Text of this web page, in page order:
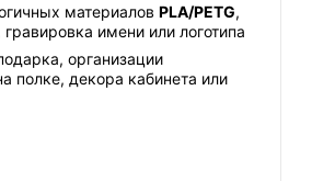
материалов PLA/PETG,
гравировка имени или логотипа
организации
полке, декора кабинета или